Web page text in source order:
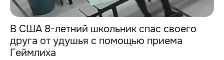
В США 8-летний школьник спас своего
друга от удушья с помощью приема
Геймлиха